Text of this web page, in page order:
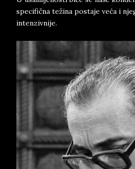
specifična težina postaje veća i
intenzivnije.